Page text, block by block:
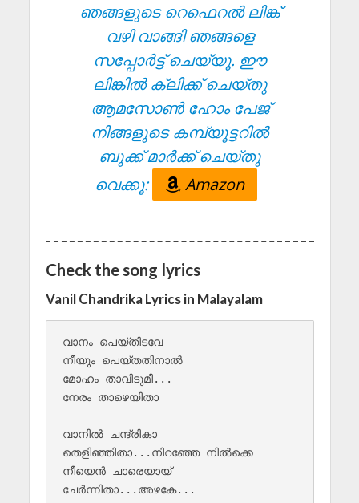
ഞങ്ങളുടെ റെഫെറൽ ലിങ്ക്
വഴി വാങ്ങി ഞങ്ങളെ
സപ്പോർട്ട് ചെയ്യൂ. ഈ
ലിങ്കിൽ ക്ലിക്ക് ചെയ്തു
ആമസോൺ ഹോം പേജ്
നിങ്ങളുടെ കമ്പ്യൂട്ടറിൽ
ബുക്ക് മാർക്ക് ചെയ്തു
വെക്കൂ:
Amazon
Check the song lyrics
Vanil Chandrika Lyrics in Malayalam
വാനം പെയ്തിടവേ
നീയും പെയ്‌തതിനാൽ
മോഹം താവിടുമീ...
നേരം താഴെയിതാ
വാനിൽ ചന്ദ്രികാ
തെളിഞ്ഞിതാ...നിറഞ്ഞേ നിൽക്കെ
നീയെൻ ചാരെയായ്
ചേർന്നിതാ...അഴകേ...